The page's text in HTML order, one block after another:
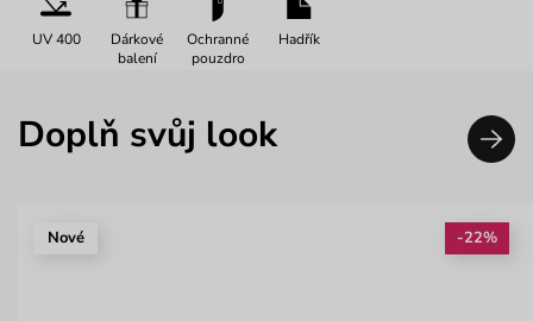
UV 400
Dárkové
balení
Ochranné
pouzdro
Hadřík
Doplň svůj look
Nové -22%